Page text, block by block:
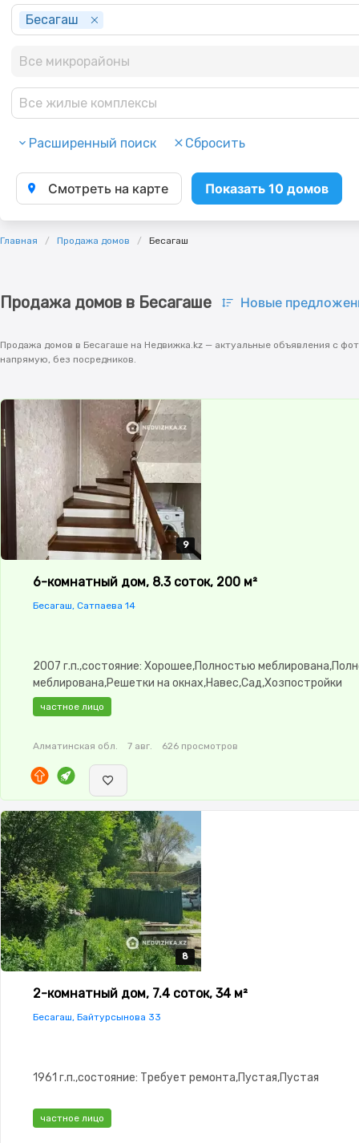
Бесагаш
Все микрорайоны
Все жилые комплексы
Расширенный поиск Сбросить
Смотреть на карте Показать 10 домов
Главная Продажа домов Бесагаш
Продажа домов в Бесагаше Новые
Продажа домов в Бесагаше на Недвижка.kz — актуальные объявления с
напрямую, без посредников.
9
9
9
9
9
6-комнатный дом, 8.3 соток, 200 м²
Бесагаш, Сатпаева 14
2007 г.п.,состояние: Хорошее,Полностью
меблирована,Решетки на окнах,Навес,Сад,Хозпостройки
частное лицо
Алматинская обл. 7 авг. 626 просмотров
8
8
8
8
8
2-комнатный дом, 7.4 соток, 34 м²
Бесагаш, Байтурсынова 33
1961 г.п.,состояние: Требует ремонта,Пустая,Пустая
частное лицо